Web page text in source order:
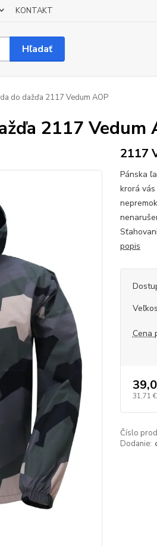
KONTAKT
Hľadať
do dažďa 2117 Vedum AOP
2117 Vedum
2117
Pánska
krorá
popis
Cena
31,71 €
Číslo
Dodanie: